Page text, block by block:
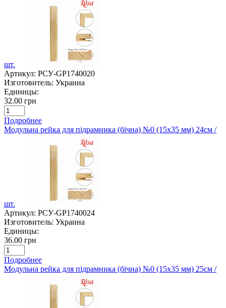
шт.
Артикул: РСУ-GP1740020
Изготовитель: Украина
Единицы:
32.00 грн
Подробнее
Модульна рейка для підрамника (бічна) №0 (15х35 мм) 24см /
шт.
Артикул: РСУ-GP1740024
Изготовитель: Украина
Единицы:
36.00 грн
Подробнее
Модульна рейка для підрамника (бічна) №0 (15х35 мм) 25см /